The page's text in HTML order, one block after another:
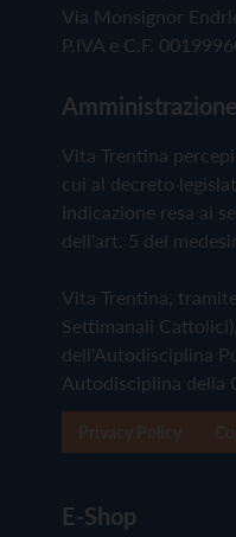
Via Monsignor
P.IVA e C.F.
Vita Trentina
cui al decreto
Indicazione resa ai
dell'art. 5 del
Vita Trentina,
Settimanali
dell'Autodisciplina
Autodisciplina della
E-Shop